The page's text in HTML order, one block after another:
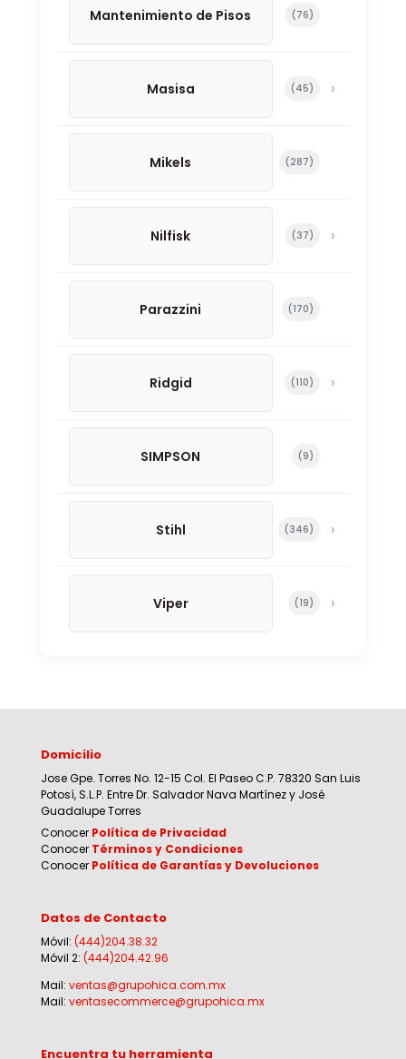
Mantenimiento de Pisos 7676 productos
Masisa 4545 productos
Mikels 287287 productos
Nilfisk 3737 productos
Parazzini 170170 productos
Ridgid 110110 productos
SIMPSON 99 productos
Stihl 346346 productos
Viper 1919 productos
Domicilio
Jose Gpe. Torres No. 12-15 Col. El Paseo C.P. 78320 San Luis
Potosí, S.L.P. Entre Dr. Salvador Nava Martínez y José
Guadalupe Torres
Conocer Política de Privacidad
Conocer Términos y Condiciones
Conocer Política de Garantías y Devoluciones
Datos de Contacto
Móvil: (444)204.38.32
Móvil 2: (444)204.42.96
Mail: ventas@grupohica.com.mx
Mail: ventasecommerce@grupohica.mx
Encuentra tu herramienta